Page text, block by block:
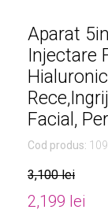
Aparat
Injectare
Facial,
Cod produs:
3,100 lei
2,199 lei